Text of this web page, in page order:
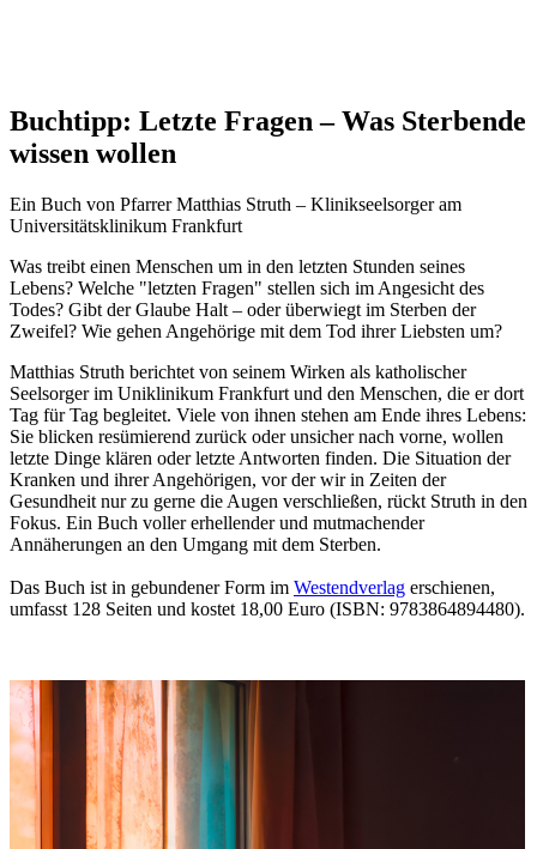
Buchtipp: Letzte Fragen – Was Sterbende
wissen wollen
Ein Buch von Pfarrer Matthias Struth – Klinikseelsorger am
Universitätsklinikum Frankfurt
Was treibt einen Menschen um in den letzten Stunden seines
Lebens? Welche "letzten Fragen" stellen sich im Angesicht des
Todes? Gibt der Glaube Halt – oder überwiegt im Sterben der
Zweifel? Wie gehen Angehörige mit dem Tod ihrer Liebsten um?
Matthias Struth berichtet von seinem Wirken als katholischer
Seelsorger im Uniklinikum Frankfurt und den Menschen, die er dort
Tag für Tag begleitet. Viele von ihnen stehen am Ende ihres Lebens:
Sie blicken resümierend zurück oder unsicher nach vorne, wollen
letzte Dinge klären oder letzte Antworten finden. Die Situation der
Kranken und ihrer Angehörigen, vor der wir in Zeiten der
Gesundheit nur zu gerne die Augen verschließen, rückt Struth in den
Fokus. Ein Buch voller erhellender und mutmachender
Annäherungen an den Umgang mit dem Sterben.
Das Buch ist in gebundener Form im Westendverlag erschienen,
umfasst 128 Seiten und kostet 18,00 Euro (ISBN: 9783864894480).